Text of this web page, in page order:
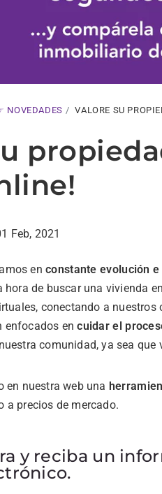
NOVEDADES VALORE SU
Feb, 2021
en constante evolución
hora de buscar una vivienda
conectando a
enfocados encuidar el
comunidad, ya sea
en nuestra web una
a precios de mercado.
y reciba un